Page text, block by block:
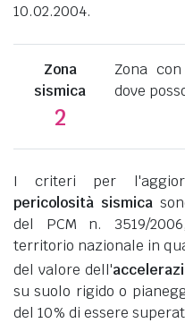
10.02.2004.
Zona
sismica
2
Zona
dove
I criteri per
pericolosità sismica
del PCM n. 3519/
territorio nazionale in
del valore dell'
su suolo rigido o
del 10% di essere